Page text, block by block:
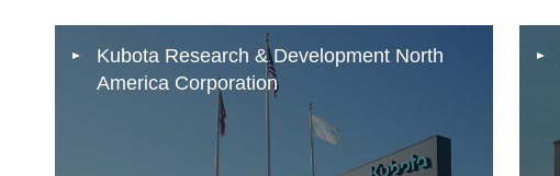
Kubota Research & Development North
America Corporation